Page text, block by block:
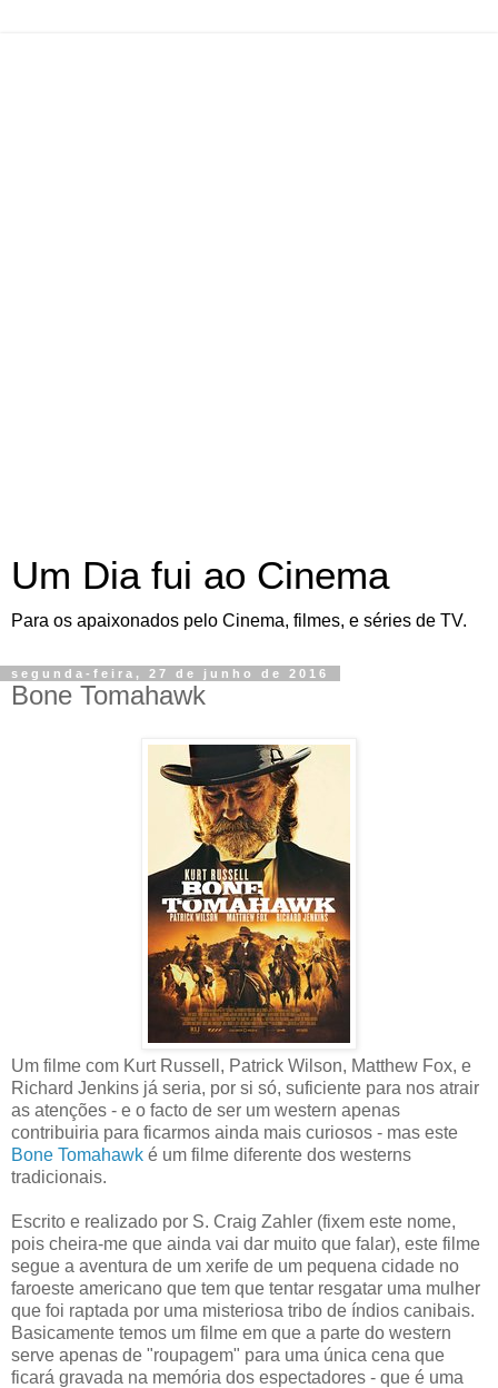
Um Dia fui ao Cinema
Para os apaixonados pelo Cinema, filmes, e séries de TV.
segunda-feira, 27 de junho de 2016
Bone Tomahawk
Um filme com Kurt Russell, Patrick Wilson, Matthew Fox, e
Richard Jenkins já seria, por si só, suficiente para nos atrair
as atenções - e o facto de ser um western apenas
contribuiria para ficarmos ainda mais curiosos - mas este
Bone Tomahawk é um filme diferente dos westerns
tradicionais.
Escrito e realizado por S. Craig Zahler (fixem este nome,
pois cheira-me que ainda vai dar muito que falar), este filme
segue a aventura de um xerife de um pequena cidade no
faroeste americano que tem que tentar resgatar uma mulher
que foi raptada por uma misteriosa tribo de índios canibais.
Basicamente temos um filme em que a parte do western
serve apenas de "roupagem" para uma única cena que
ficará gravada na memória dos espectadores - que é uma